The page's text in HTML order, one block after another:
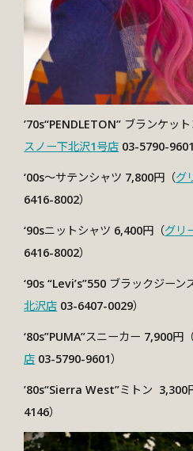
’70s“PENDLETON” ブランケッ
スノー下北沢1号店 03-5790-9601
‘00s～サテンシャツ 7,800円（グ
6416-8002）
‘90sニットシャツ 6,400円（グリ
6416-8002）
‘90s “Levi’s”550 ブラックジー
北沢店 03-6407-0029）
‘80s”PUMA”スニーカー 7,900円
店 03-5790-9601）
’80s“Sierra West”ミトン 3,300
4146）